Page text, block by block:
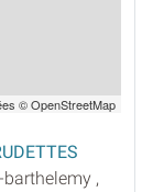
© OpenStreetMap
,